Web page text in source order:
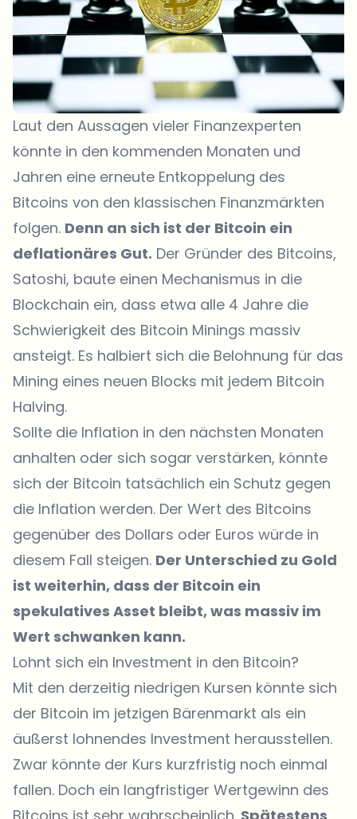
Laut den Aussagen vieler Finanzexperten
könnte in den kommenden Monaten und
Jahren eine erneute Entkoppelung des
Bitcoins von den klassischen Finanzmärkten
folgen. Denn an sich ist der Bitcoin ein
deflationäres Gut. Der Gründer des Bitcoins,
Satoshi, baute einen Mechanismus in die
Blockchain ein, dass etwa alle 4 Jahre die
Schwierigkeit des Bitcoin Minings massiv
ansteigt. Es halbiert sich die Belohnung für das
Mining eines neuen Blocks mit jedem Bitcoin
Halving.
Sollte die Inflation in den nächsten Monaten
anhalten oder sich sogar verstärken, könnte
sich der Bitcoin tatsächlich ein Schutz gegen
die Inflation werden. Der Wert des Bitcoins
gegenüber des Dollars oder Euros würde in
diesem Fall steigen. Der Unterschied zu Gold
ist weiterhin, dass der Bitcoin ein
spekulatives Asset bleibt, was massiv im
Wert schwanken kann.
Lohnt sich ein Investment in den Bitcoin?
Mit den derzeitig niedrigen Kursen könnte sich
der Bitcoin im jetzigen Bärenmarkt als ein
äußerst lohnendes Investment herausstellen.
Zwar könnte der Kurs kurzfristig noch einmal
fallen. Doch ein langfristiger Wertgewinn des